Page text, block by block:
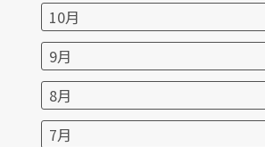
10月
9月
8月
7月